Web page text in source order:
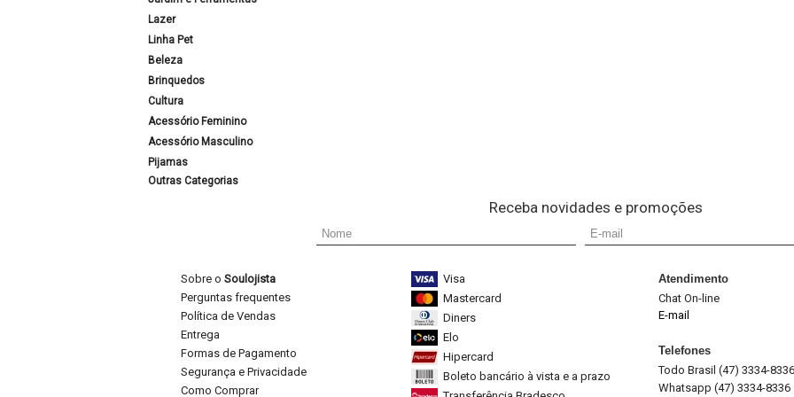
Lazer
Linha Pet
Beleza
Brinquedos
Cultura
Acessório Feminino
Acessório Masculino
Pijamas
Outras Categorias
Receba novidades e promoções
Sobre o Soulojista
Perguntas frequentes
Política de Vendas
Entrega
Formas de Pagamento
Segurança e Privacidade
Como Comprar
Visa
Mastercard
Diners
Elo
Hipercard
Boleto bancário à vista e a prazo
Atendimento
Chat On-line
E-mail
Telefones
Todo Brasil (47) 3334-8336
Whatsapp (47) 3334-8336